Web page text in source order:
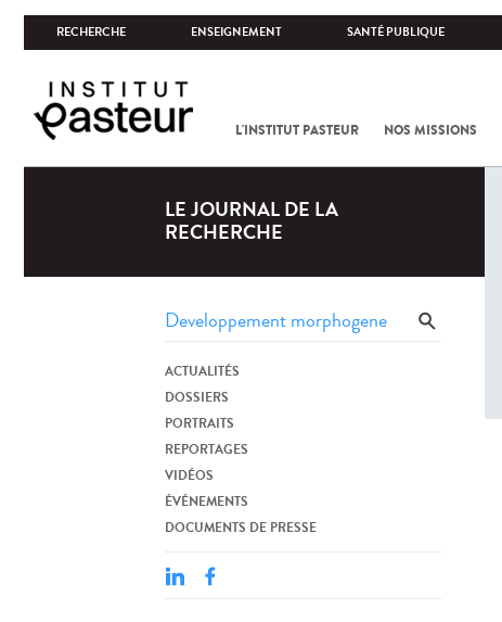
RECHERCHE ENSEIGNEMENT SANTÉ PUBLIQUE
L'INSTITUT PASTEUR NOS MISSIONS
LE JOURNAL DE LA
RECHERCHE
ACTUALITÉS
DOSSIERS
PORTRAITS
REPORTAGES
VIDÉOS
ÉVÉNEMENTS
DOCUMENTS DE PRESSE